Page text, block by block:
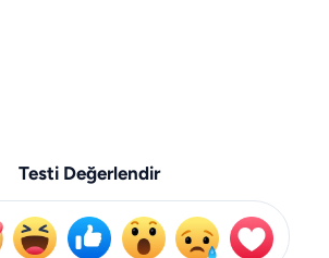
Testi Değerlendir